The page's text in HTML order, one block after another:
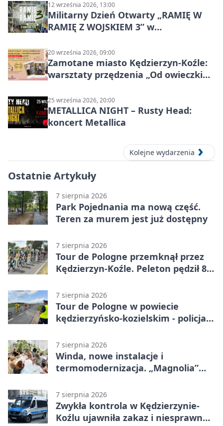
12 września 2026, 13:00
Militarny Dzień Otwarty „RAMIĘ W
RAMIĘ Z WOJSKIEM 3” w
20 września 2026, 09:00
Zamotane miasto Kędzierzyn-Koźle:
warsztaty przędzenia „Od owieczki
25 września 2026, 20:00
METALLICA NIGHT – Rusty Head:
koncert Metallica
Kolejne wydarzenia
Ostatnie Artykuły
7 sierpnia 2026
Park Pojednania ma nową część.
Teren za murem jest już dostępny
7 sierpnia 2026
Tour de Pologne przemknął przez
Kędzierzyn-Koźle. Peleton pędził 80
7 sierpnia 2026
Tour de Pologne w powiecie
kędzierzyńsko-kozielskim - policja
7 sierpnia 2026
Winda, nowe instalacje i
termomodernizacja. „Magnolia”
7 sierpnia 2026
Zwykła kontrola w Kędzierzynie-
Koźlu ujawniła zakaz i niesprawne